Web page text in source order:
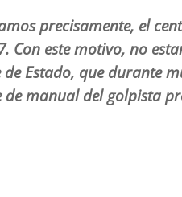
precisamente, el
Con este motivo, no
Estado, que durante
manual del golpista